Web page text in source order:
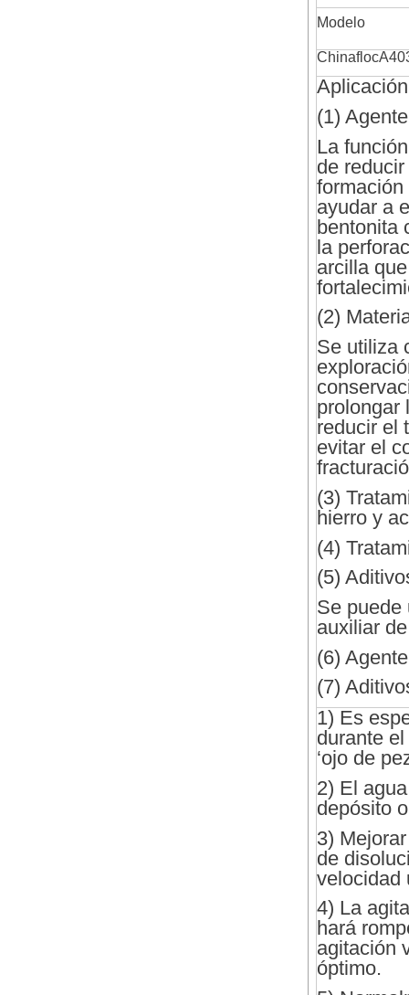
Modelo
Aplicación
(1)
La
de
ayudar a
bentonita
la
arcilla
(2)
Se utiliza
prolongar
reducir el
evitar el
(3)
hierro y
(4)
(5)
Se puede
auxiliar
(6)
(7)
1) Es
durante
‘ojo de
2) El
depósito
3)
de
velocidad
4) La
hará
agitación
óptimo.